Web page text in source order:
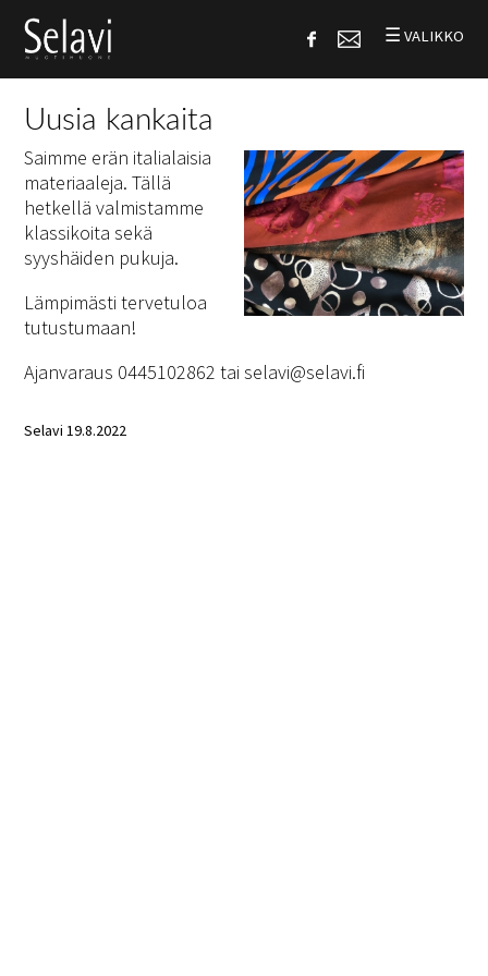
☰ VALIKKO
Uusia kankaita
Saimme erän italialaisia
materiaaleja. Tällä
hetkellä valmistamme
klassikoita sekä
syyshäiden pukuja.
Lämpimästi tervetuloa
tutustumaan!
Ajanvaraus 0445102862 tai selavi@selavi.fi
Selavi 19.8.2022